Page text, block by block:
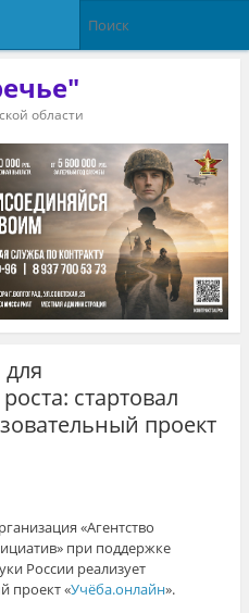
области
стартовал
проект
«Агентство
при поддержке
России реализует
проект «Учёба.онлайн».